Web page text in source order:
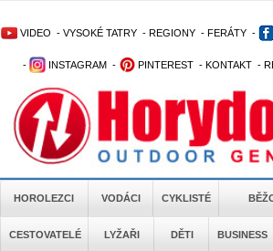
VIDEO - VYSOKÉ TATRY - REGIONY - FERÁTY -
- INSTAGRAM - PINTEREST - KONTAKT -
HOROLEZCI VODÁCI CYKLISTÉ
CESTOVATELÉ LYŽAŘI DĚTI BUSINESS